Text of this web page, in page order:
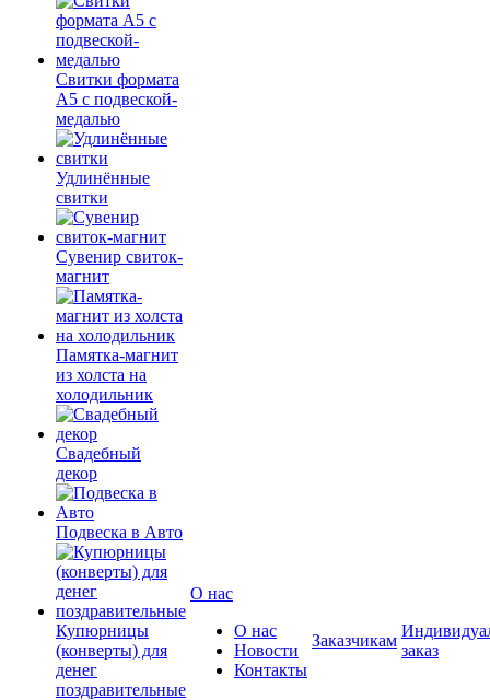
Свитки формата
А5 с подвеской-
медалью
Удлинённые
свитки
Сувенир свиток-
магнит
Памятка-магнит
из холста на
холодильник
Свадебный
декор
Подвеска в Авто
Купюрницы
(конверты) для
денег
поздравительные
О нас
О нас
Новости
Контакты
Заказчикам
заказ